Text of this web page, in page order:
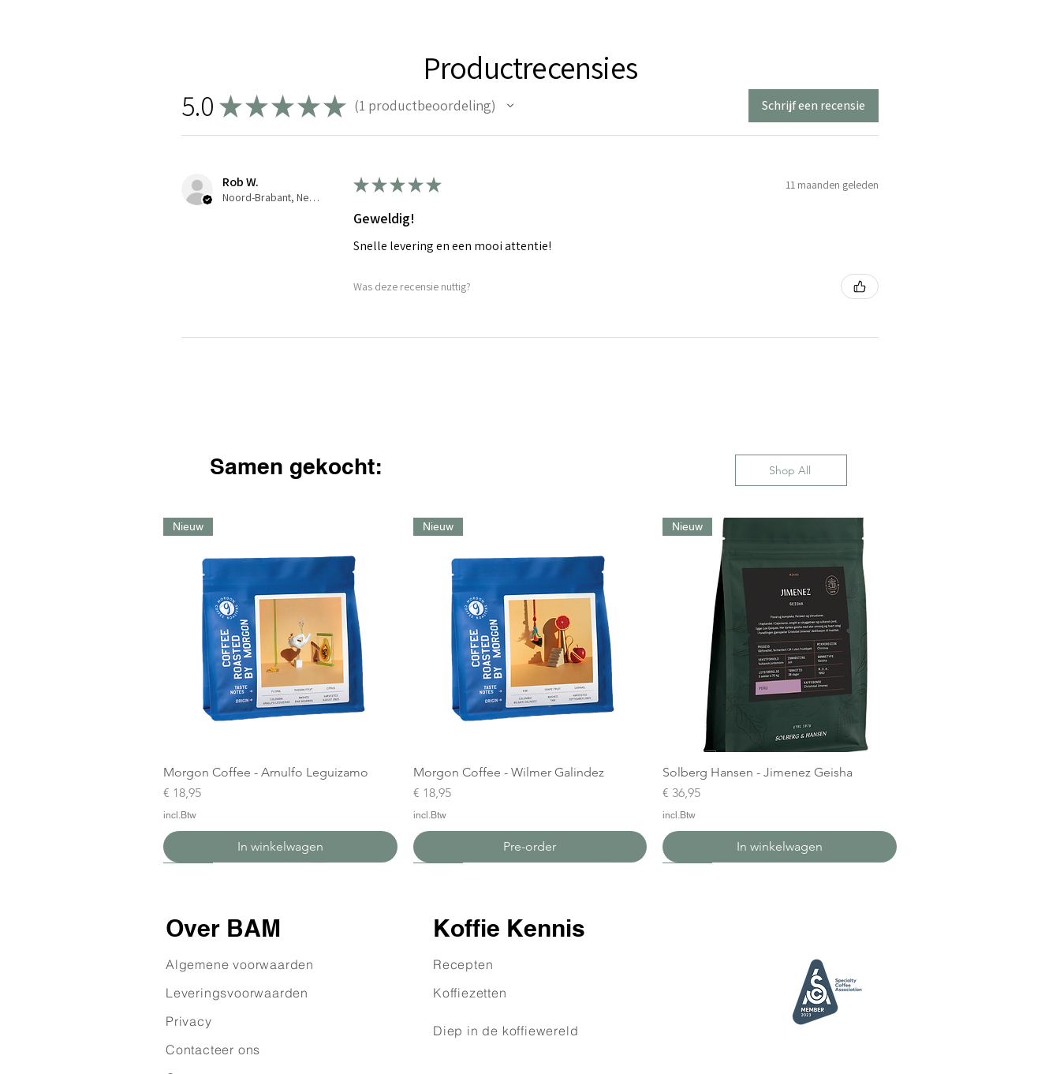
Productrecensies
5.0 ★★★★★ 1 productbeoordeling Schrijf een recensie
Rob W.
Noord-Brabant, Netherlands
★★★★★ 11 maanden geleden
Geweldig!
Snelle levering en een mooi attentie!
Was deze recensie nuttig?
Samen gekocht: Shop All
Nieuw
Morgon Coffee - Arnulfo Leguizamo
Prijs
€ 18,95
incl.Btw
In winkelwagen
Nieuw
Morgon Coffee - Wilmer Galindez
Prijs
€ 18,95
incl.Btw
Pre-order
Nieuw
Solberg Hansen - Jimenez Geisha
Prijs
€ 36,95
incl.Btw
In winkelwagen
Over BAM
Algemene voorwaarden
Leveringsvoorwaarden
​Privacy
Contacteer ons
Koffie Kennis
Recepten
Koffiezetten
Diep in de koffiewereld